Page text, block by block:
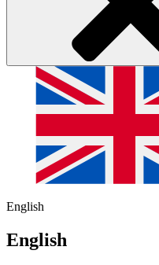
English
English